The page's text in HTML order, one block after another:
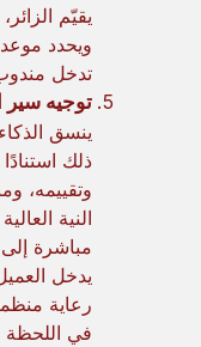
يقيّم
ويحدد
تدخل
توجيه سير
ينسق
ذلك
وتقييمه،
النية
مباشرة
يدخل
رعاية
في اللحظة